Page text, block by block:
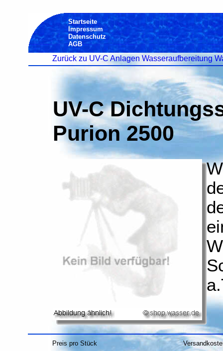
Startseite
Impressum
Datenschutz
AGB
Zurück zu UV-C Anlagen Wasseraufbereitung
UV-C
Purion 2500
Preis pro Stück